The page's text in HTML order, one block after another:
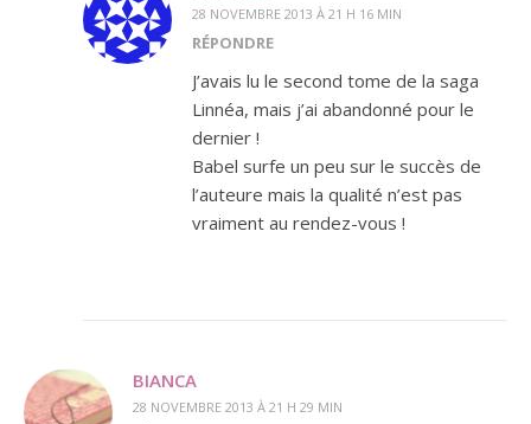
28 NOVEMBRE 2013 À 21 H 16 MIN
RÉPONDRE
J’avais lu le second tome de la saga
Linnéa, mais j’ai abandonné pour le
dernier !
Babel surfe un peu sur le succès de
l’auteure mais la qualité n’est pas
vraiment au rendez-vous !
BIANCA
28 NOVEMBRE 2013 À 21 H 29 MIN